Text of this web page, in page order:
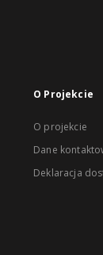
O Projekcie
O projekcie
Dane
Deklaracja